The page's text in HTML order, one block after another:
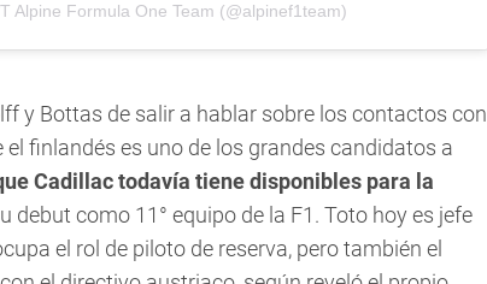
Alpine Formula One Team (@alpinef1team)
y Bottas de salir a hablar sobre los contactos con
finlandés es uno de los grandes candidatos a
Cadillac todavía tiene disponibles para la
debut como 11° equipo de la F1. Toto hoy es jefe
el rol de piloto de reserva, pero también el